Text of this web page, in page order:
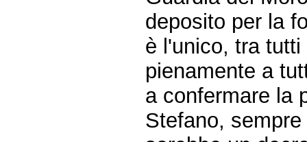
deposito per la
è l'unico, tra
pienamente a
a confermare la
Stefano,